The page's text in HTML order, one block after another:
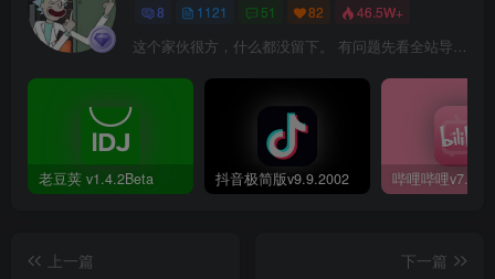
8 1121 51 82 46.5W+
老豆荚 v1.4.2Beta 抖音极简版v9.9.2002
上一篇
下一篇